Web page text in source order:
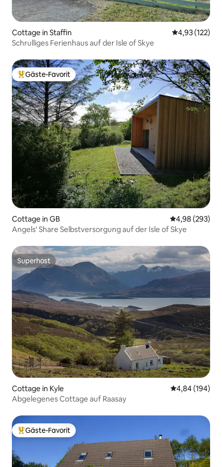
Cottage in Staffin
4,93 (122)
Schrulliges Ferienhaus auf der Isle of Skye
Beliebter Gäste-Favorit.
Gäste-Favorit
Cottage in GB
4,98 (293)
Angels' Share Selbstversorgung auf der Isle of Skye
Superhost
Superhost
Cottage in Kyle
4,84 (194)
Abgelegenes Cottage auf Raasay
Beliebter Gäste-Favorit.
Gäste-Favorit